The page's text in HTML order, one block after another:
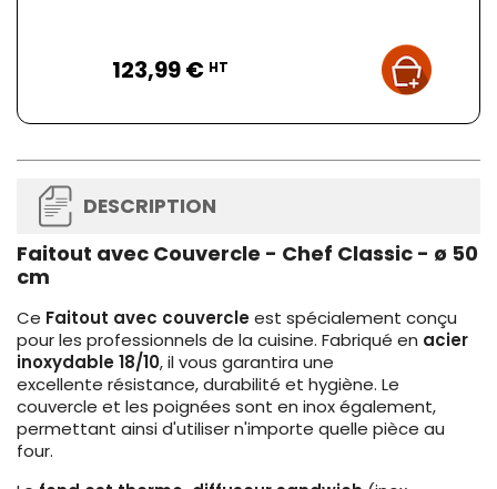
123,99 € HT
DESCRIPTION
Faitout avec Couvercle - Chef Classic - ø 50
cm
Ce Faitout avec couvercleest spécialement conçu
pour les professionnels de la cuisine. Fabriqué en acier
inoxydable 18/10, il vous garantira une
excellente résistance, durabilité et hygiène. Le
couvercle et les poignées sont en inox également,
permettant ainsi d'utiliser n'importe quelle pièce au
four.